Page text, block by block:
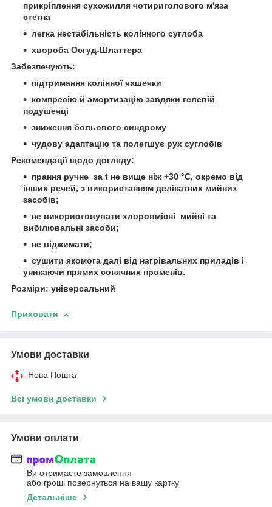
прикріплення сухожилля чотириголового м'яза
стегна
легка нестабільність колінного суглоба
хвороба Осгуд-Шлаттера
Забезпечують:
підтримання колінної чашечки
компресію й амортизацію завдяки гелевій
подушечці
зниження больового синдрому
чудову адаптацію та полегшує рух суглобів
Рекомендації щодо догляду:
прання ручне за t не вище ніж +30 °C, окремо від
інших речей, з використанням делікатних мийних
засобів;
не використовувати хлоровмісні мийні та
вибілювальні засоби;
не віджимати;
сушити якомога далі від нагрівальних приладів і
уникаючи прямих сонячних променів.
Розміри: універсальний
Приховати
Умови доставки
Нова Пошта
Всі умови доставки
Умови оплати
Ви отримаєте замовлення
або гроші повернуться на вашу картку
Детальніше